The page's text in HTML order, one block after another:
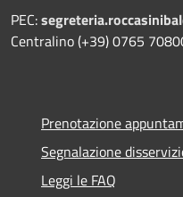
PEC:
Centralino (+39) 0765
Prenotazione
Segnalazione
Leggi le FAQ